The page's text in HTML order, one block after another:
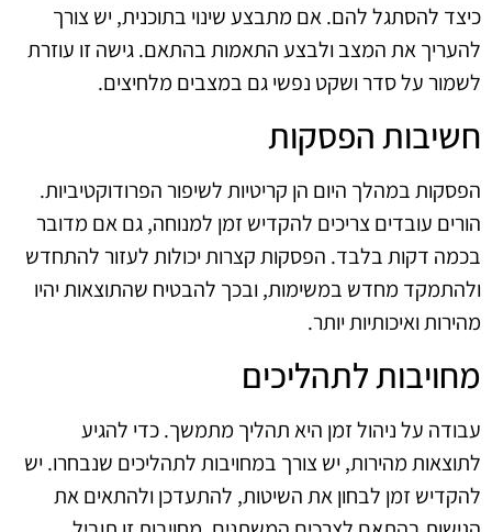
כיצד להסתגל להם. אם מתבצע שינוי בתוכנית, יש צורך
להעריך את המצב ולבצע התאמות בהתאם. גישה זו עוזרת
לשמור על סדר ושקט נפשי גם במצבים מלחיצים.
חשיבות הפסקות
הפסקות במהלך היום הן קריטיות לשיפור הפרודוקטיביות.
הורים עובדים צריכים להקדיש זמן למנוחה, גם אם מדובר
בכמה דקות בלבד. הפסקות קצרות יכולות לעזור להתחדש
ולהתמקד מחדש במשימות, ובכך להבטיח שהתוצאות יהיו
מהירות ואיכותיות יותר.
מחויבות לתהליכים
עבודה על ניהול זמן היא תהליך מתמשך. כדי להגיע
לתוצאות מהירות, יש צורך במחויבות לתהליכים שנבחרו. יש
להקדיש זמן לבחון את השיטות, להתעדכן ולהתאים את